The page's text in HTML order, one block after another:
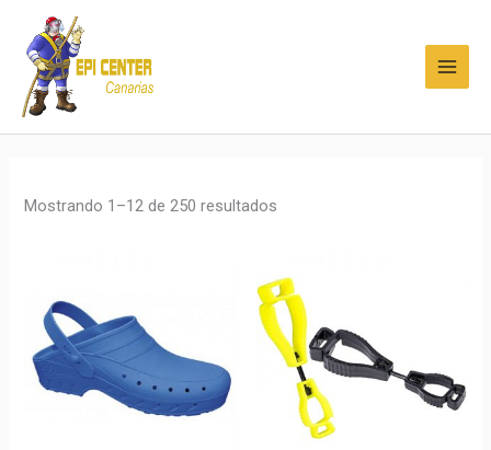
contenido
Mostrando 1–12 de 250 resultados